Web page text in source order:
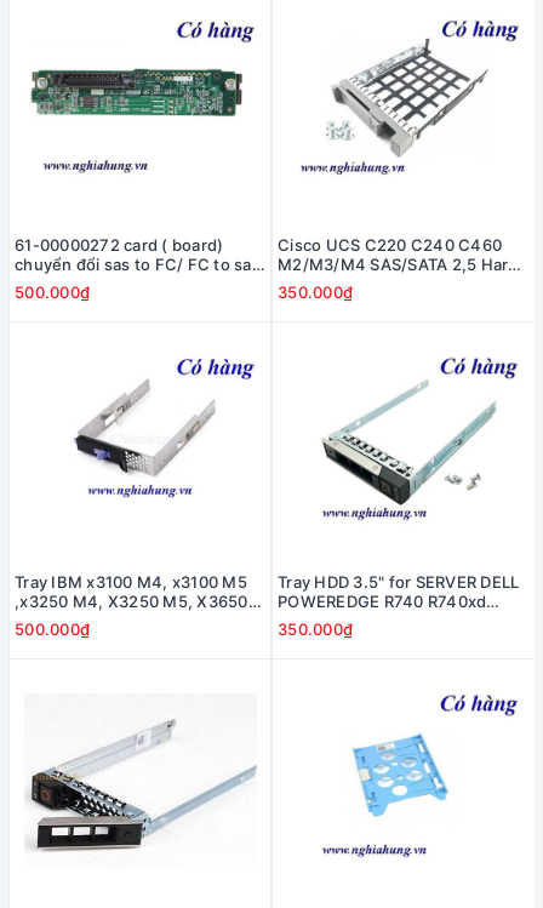
61-00000272 card ( board)
chuyển đổi sas to FC/ FC to sas
cho Hp Storagework MSA2000
500.000₫
Cisco UCS C220 C240 C460
M2/M3/M4 SAS/SATA 2,5 Hard
Drive Tray
350.000₫
Tray IBM x3100 M4, x3100 M5
,x3250 M4, X3250 M5, X3650
M5 3.5" SATA/SAS - 69Y5342
500.000₫
Tray HDD 3.5" for SERVER DELL
POWEREDGE R740 R740xd
R440 R540 R940 R640 NEW -
0X7K8W X7K8W
350.000₫